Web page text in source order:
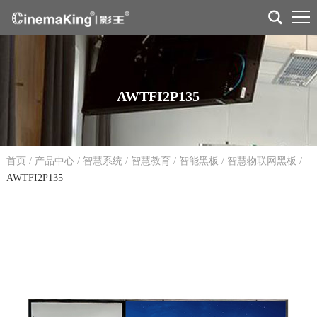
AWTFI2P135
首页 / 产品中心/ 智慧系统/ 智慧教育 / 智能黑板 / 智慧物联网黑板 /
AWTFI2P135